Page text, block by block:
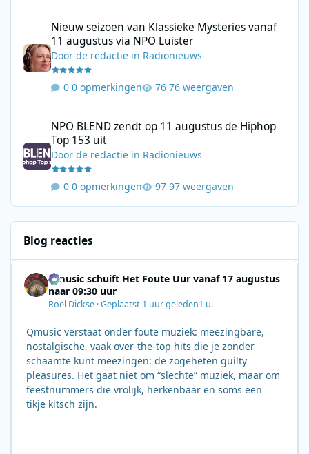
Nieuw seizoen van Klassieke Mysteries vanaf
11 augustus via NPO Luister
Doorde redactie in Radionieuws
0 opmerkingen 76 weergaven
NPO BLEND zendt op 11 augustus de Hiphop
Top 153 uit
Doorde redactie in Radionieuws
0 opmerkingen 97 weergaven
Blog reacties
Qmusic schuift Het Foute Uur vanaf 17 augustus
naar 09:30 uur
Roel Dickse ·Geplaatst 1 uur geleden1 u.
Qmusic verstaat onder foute muziek: meezingbare,
nostalgische, vaak over‑the‑top hits die je zonder
schaamte kunt meezingen: de zogeheten guilty
pleasures. Het gaat niet om “slechte” muziek, maar om
feestnummers die vrolijk, herkenbaar en soms een
tikje kitsch zijn.